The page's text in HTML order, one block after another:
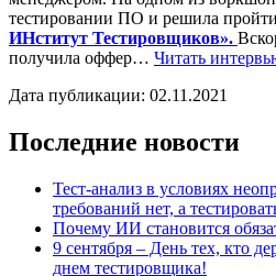
тестировании ПО и решила
ИНститут Тестировщиков».
получила оффер… Читать
Дата публикации: 02.11.2021
Последние новости
Тест-анализ в условиях
требований нет, а
Почему ИИ становится
9 сентября – День тех, кто
днем тестировщика!